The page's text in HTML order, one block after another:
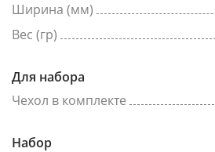
Ширина (мм)
Вес (гр)
Для набора
Чехол в комплекте
Набор